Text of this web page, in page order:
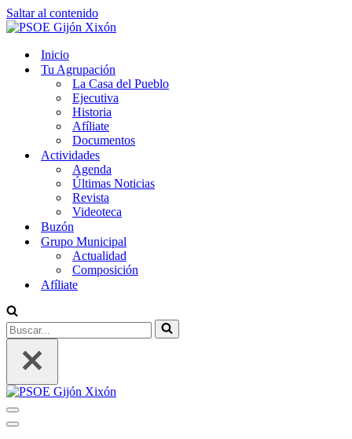
Saltar al contenido
Inicio
Tu Agrupación
La Casa del Pueblo
Ejecutiva
Historia
Afíliate
Documentos
Actividades
Agenda
Últimas Noticias
Revista
Videoteca
Buzón
Grupo Municipal
Actualidad
Composición
Afíliate
Buscar...
Menú
de
Menú